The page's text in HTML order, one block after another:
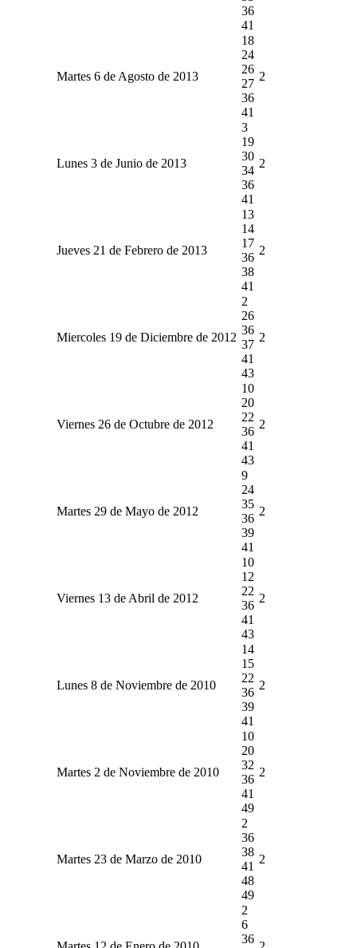
36
41
Martes 6 de Agosto de 2013
18
24
26
27
36
41
2
Lunes 3 de Junio de 2013
3
19
30
34
36
41
2
Jueves 21 de Febrero de 2013
13
14
17
36
38
41
2
Miercoles 19 de Diciembre de 2012
2
26
36
37
41
43
2
Viernes 26 de Octubre de 2012
10
20
22
36
41
43
2
Martes 29 de Mayo de 2012
9
24
35
36
39
41
2
Viernes 13 de Abril de 2012
10
12
22
36
41
43
2
Lunes 8 de Noviembre de 2010
14
15
22
36
39
41
2
Martes 2 de Noviembre de 2010
10
20
32
36
41
49
2
Martes 23 de Marzo de 2010
2
36
38
41
48
49
2
2
6
36